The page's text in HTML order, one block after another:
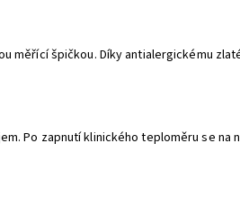
měřící špičkou. Díky antialergickému
Po zapnutí klinického teploměru se